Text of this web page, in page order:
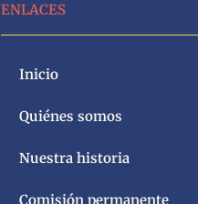
ENLACES
Inicio
Quiénes somos
Nuestra historia
Comisión permanente